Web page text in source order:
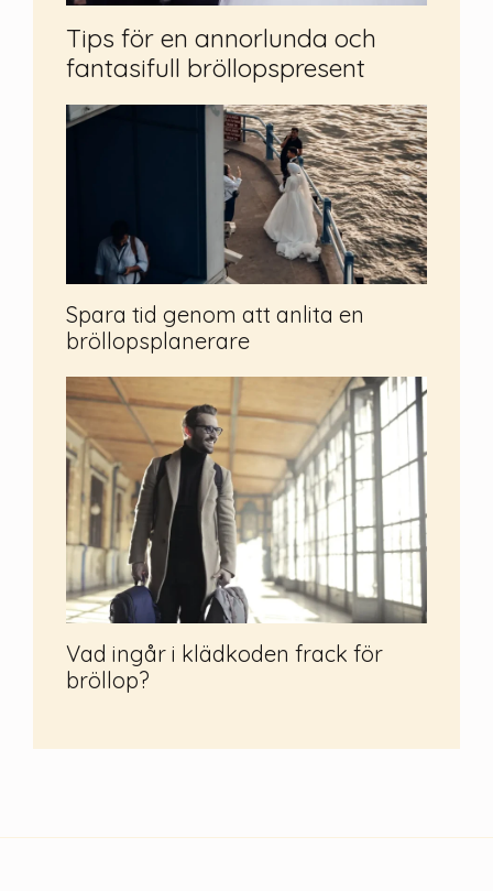
Tips för en annorlunda och
fantasifull bröllopspresent
Spara tid genom att anlita en
bröllopsplanerare
Vad ingår i klädkoden frack för
bröllop?